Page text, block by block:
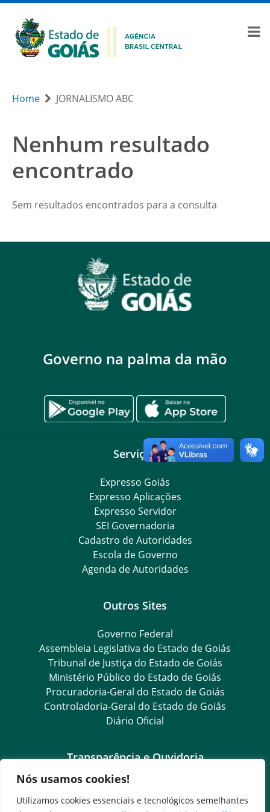
Nós usamos cookies!
Utilizamos cookies essenciais e tecnológicos semelhantes
Home JORNALISMO ABC
Nenhum resultado
encontrado
Sem resultados encontrados para a consulta
Governo na palma da mão
Serviços
Expresso Goiás
Expresso Aplicações
Expresso Servidor
SEI Governadoria
Cadastro de Autoridades
Escola de Governo
Agenda de Autoridades
Outros Sites
Governo Federal
Assembleia Legislativa do Estado de Goiás
Tribunal de Justiça do Estado de Goiás
Ministério Público do Estado de Goiás
Procuradoria-Geral do Estado de Goiás
Controladoria-Geral do Estado de Goiás
Diário Oficial
Transparência e Ouvidoria
LGPD
Goiás Transparência